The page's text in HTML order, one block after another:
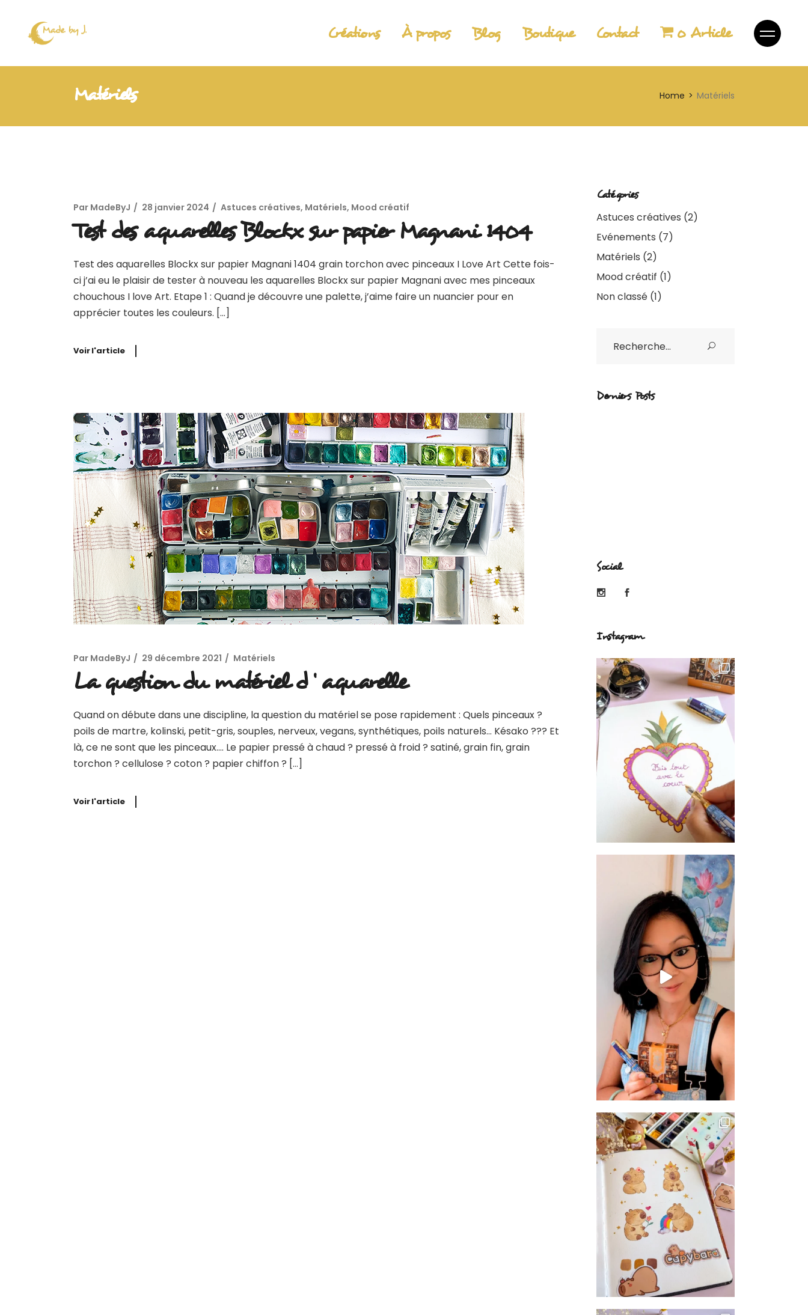
Créations À propos Blog Boutique Contact 0 Article
Matériels Home Matériels
Par MadeByJ 28 janvier 2024 Astuces créatives, Matériels, Mood créatif
Test des aquarelles Blockx sur papier Magnani 1404
Test des aquarelles Blockx sur papier Magnani 1404 grain torchon avec pinceaux I Love Art Cette fois-
ci j’ai eu le plaisir de tester à nouveau les aquarelles Blockx sur papier Magnani avec mes pinceaux
chouchous I love Art. Etape 1 : Quand je découvre une palette, j’aime faire un nuancier pour en
apprécier toutes les couleurs. […]
Voir l'article
Par MadeByJ 29 décembre 2021 Matériels
La question du matériel d ‘ aquarelle
Quand on débute dans une discipline, la question du matériel se pose rapidement : Quels pinceaux ?
poils de martre, kolinski, petit-gris, souples, nerveux, vegans, synthétiques, poils naturels… Késako ??? Et
là, ce ne sont que les pinceaux…. Le papier pressé à chaud ? pressé à froid ? satiné, grain fin, grain
torchon ? cellulose ? coton ? papier chiffon ? […]
Voir l'article
Catégories
Astuces créatives (2)
Evénements (7)
Matériels (2)
Mood créatif (1)
Non classé (1)
Derniers Posts
Social
Instagram